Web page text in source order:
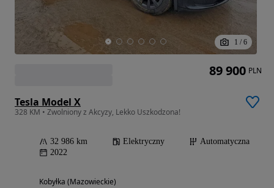
1 / 6
Tesla Model X
328 KM • Zwolniony z Akcyzy, Lekko Uszkodzona!
32 986 km Elektryczny
Automatyczna
2022
Kobyłka (Mazowieckie)
89 900 PLN